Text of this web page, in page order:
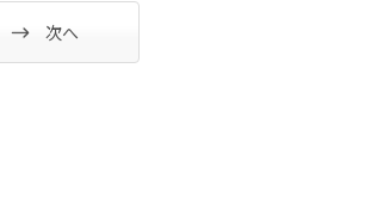
次へ